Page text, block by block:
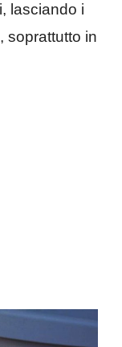
lasciando i
soprattutto in